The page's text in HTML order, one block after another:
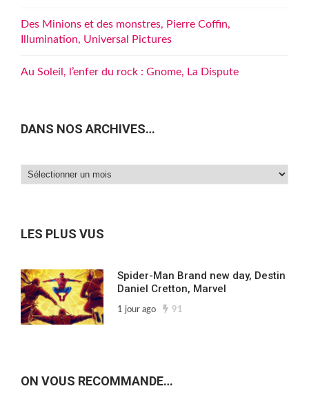
Des Minions et des monstres, Pierre Coffin,
Illumination, Universal Pictures
Au Soleil, l’enfer du rock : Gnome, La Dispute
DANS NOS ARCHIVES…
Dans
LES PLUS VUS
Spider-Man Brand new day, Destin
Daniel Cretton, Marvel
1 jour ago 91
ON VOUS RECOMMANDE…